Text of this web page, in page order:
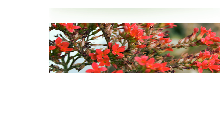
Her hos os får du altid en god afslutning når det gælder
Overskuelig Begravelse Holstebro
vi hjælper i alle faser af begravelsel